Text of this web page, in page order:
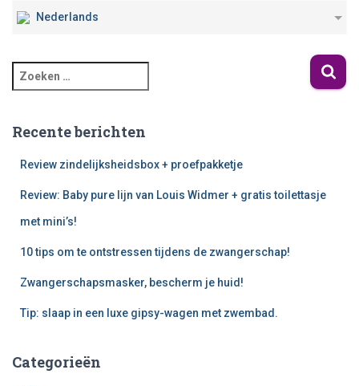
Nederlands
Recente berichten
Review zindelijksheidsbox + proefpakketje
Review: Baby pure lijn van Louis Widmer + gratis toilettasje
met mini’s!
10 tips om te ontstressen tijdens de zwangerschap!
Zwangerschapsmasker, bescherm je huid!
Tip: slaap in een luxe gipsy-wagen met zwembad.
Categorieën